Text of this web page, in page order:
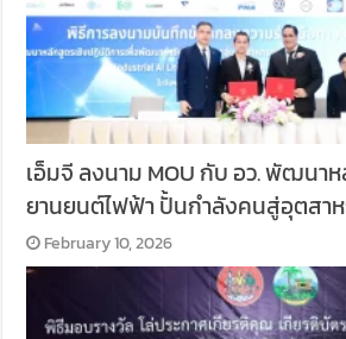
เอ็มจี ลงนาม MOU กับ อว. พัฒนา
ยานยนต์ไฟฟ้า ปั้นกำลังคนสู่อุตสา
February 10, 2026